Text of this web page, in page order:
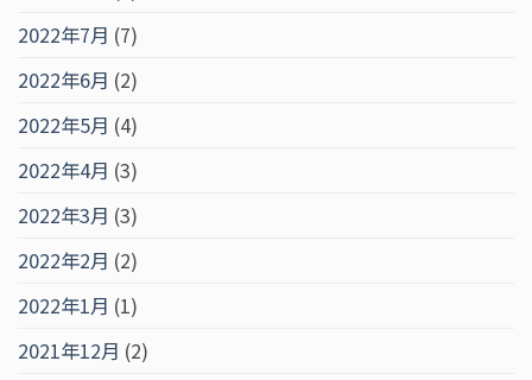
2022年7月 (7)
2022年6月 (2)
2022年5月 (4)
2022年4月 (3)
2022年3月 (3)
2022年2月 (2)
2022年1月 (1)
2021年12月 (2)